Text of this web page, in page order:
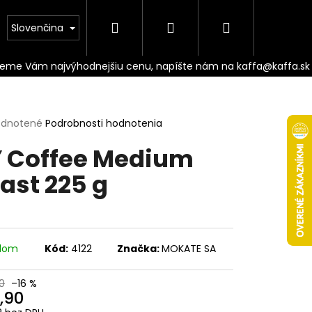
Doprava
Slovenčina Hľadať PrihlásenieNákupný
košík
Podrobnosti hodnotenia
Coffee Medium
225 g
Kód: 4122 Značka:MOKATE SA
–16 %